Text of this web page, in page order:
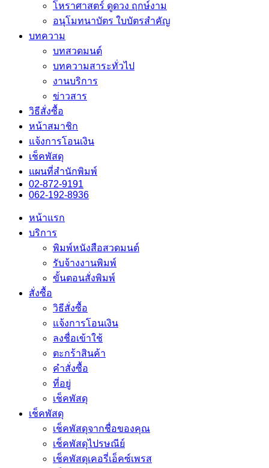
โหราศาสตร์ ดูดวง ฤกษ์งาม
อนุโมทนาบัตร ใบบัตรสำคัญ
บทความ
บทสวดมนต์
บทความสาระทั่วไป
งานบริการ
ข่าวสาร
วิธีสั่งซื้อ
หน้าสมาชิก
แจ้งการโอนเงิน
เช็คพัสดุ
แผนที่สำนักพิมพ์
02-872-9191
062-192-8936
หน้าแรก
บริการ
พิมพ์หนังสือสวดมนต์
รับจ้างงานพิมพ์
ขั้นตอนสั่งพิมพ์
สั่งซื้อ
วิธีสั่งซื้อ
แจ้งการโอนเงิน
ลงชื่อเข้าใช้
ตะกร้าสินค้า
คำสั่งซื้อ
ที่อยู่
เช็คพัสดุ
เช็คพัสดุ
เช็คพัสดุจากชื่อของคุณ
เช็คพัสดุไปรษณีย์
เช็คพัสดุเคอรี่เอ็คซ์เพรส